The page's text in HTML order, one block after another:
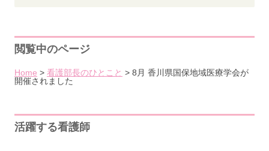
閲覧中のページ
Home > 看護部長のひとこと > 8月 香川県国保地域医療学会が
開催されました
活躍する看護師